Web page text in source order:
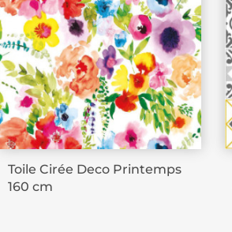
Toile Cirée Deco Printemps
160 cm